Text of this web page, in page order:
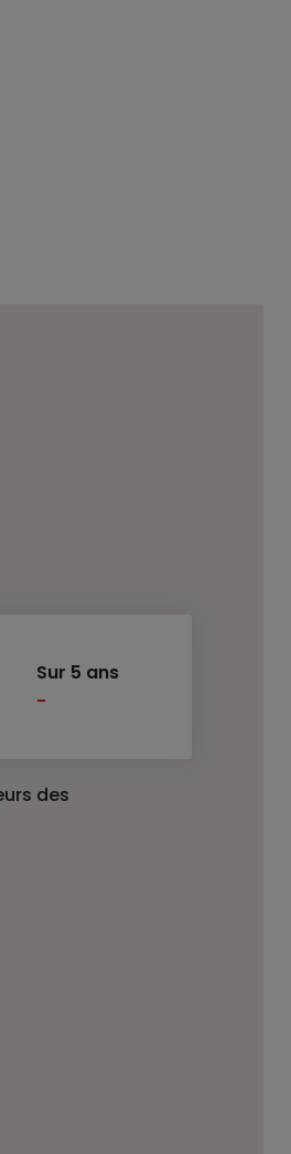
Sur 5 ans
-
des